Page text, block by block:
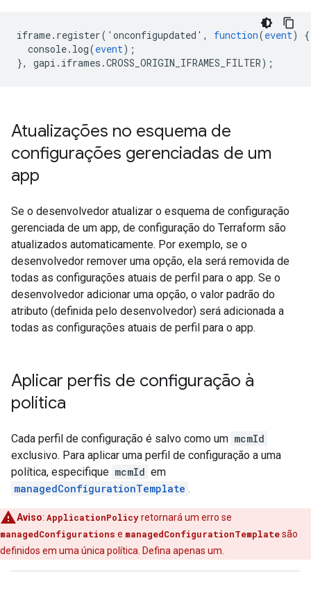
iframe. register(' onconfigupdated ', function(event)
{
console. log(event);
},
gapi . iframes .CROSS_ORIGIN_IFRAMES_FILTER);
Atualizações no esquema de
configurações gerenciadas de um
app
Se o desenvolvedor atualizar o esquema de configuração
gerenciada de um app, de configuração do Terraform são
atualizados automaticamente. Por exemplo, se o
desenvolvedor remover uma opção, ela será removida de
todas as configurações atuais de perfil para o app. Se o
desenvolvedor adicionar uma opção, o valor padrão do
atributo (definida pelo desenvolvedor) será adicionada a
todas as configurações atuais de perfil para o app.
Aplicar perfis de configuração à
política
Cada perfil de configuração é salvo como um mcmId
exclusivo. Para aplicar uma perfil de configuração a uma
política, especifique mcmId em
managedConfigurationTemplate .
Aviso: ApplicationPolicyretornará um erro se
managedConfigurations e managedConfigurationTemplatesão
definidos em uma única política. Defina apenas um.